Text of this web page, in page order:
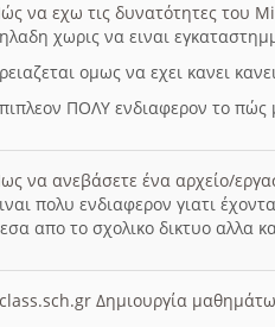
να εχω τις δυνατότητες του
χωρις να ειναι
ομως να εχει κανει
ΠΟΛΥ ενδιαφερον το
να ανεβάσετε ένα αρχείο/
πολυ ενδιαφερον γιατι
απο το σχολικο δικτυο αλλα
Δημιουργία